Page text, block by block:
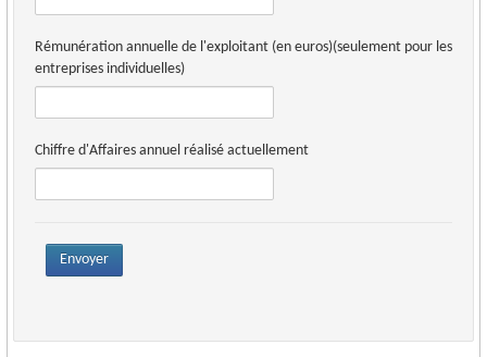
Rémunération annuelle de l'exploitant (en euros)(seulement pour les
entreprises individuelles)
Chiffre d'Affaires annuel réalisé actuellement
Envoyer